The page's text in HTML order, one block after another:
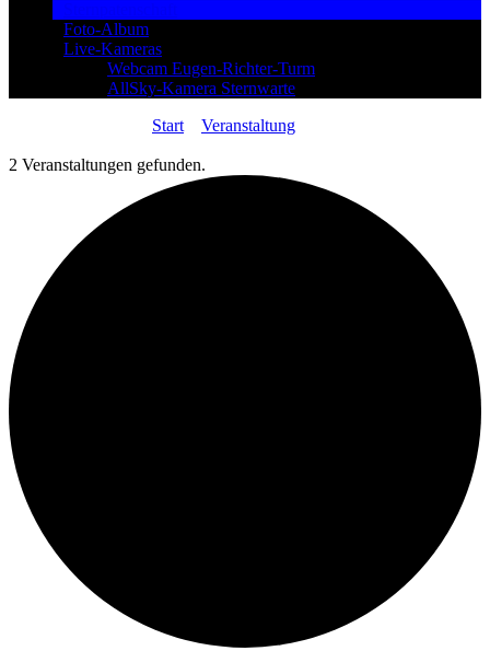
Foto-Album
Live-Kameras
Webcam Eugen-Richter-Turm
AllSky-Kamera Sternwarte
Start Veranstaltung
2 Veranstaltungen gefunden.